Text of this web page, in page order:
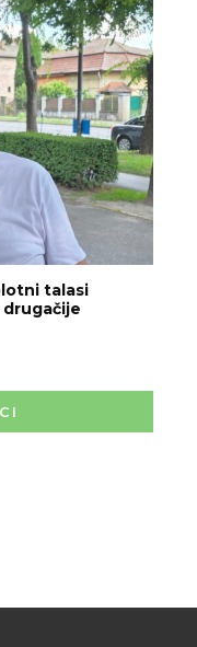
talasi